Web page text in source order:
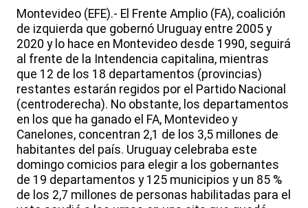
Montevideo (EFE).- El Frente Amplio (FA), coalición
de izquierda que gobernó Uruguay entre 2005 y
2020 y lo hace en Montevideo desde 1990, seguirá
al frente de la Intendencia capitalina, mientras
que 12 de los 18 departamentos (provincias)
restantes estarán regidos por el Partido Nacional
(centroderecha). No obstante, los departamentos
en los que ha ganado el FA, Montevideo y
Canelones, concentran 2,1 de los 3,5 millones de
habitantes del país. Uruguay celebraba este
domingo comicios para elegir a los gobernantes
de 19 departamentos y 125 municipios y un 85 %
de los 2,7 millones de personas habilitadas para el